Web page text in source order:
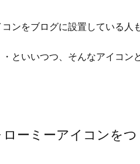
ンをブログに設置している人
といいつつ、そんなアイコン
ーミーアイコンをつ